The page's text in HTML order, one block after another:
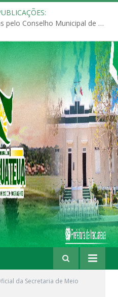
Políticas Municipais aprovadas pelo Conselho Municipal de Educação (CME)
da Secretaria de Meio